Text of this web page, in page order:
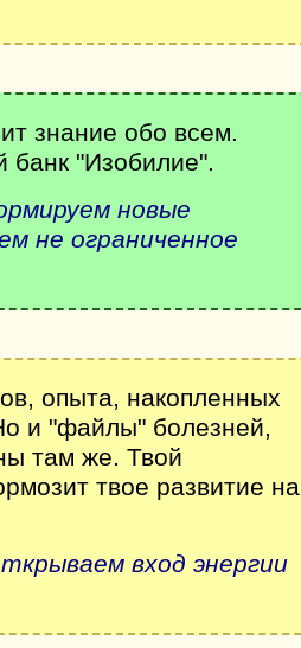
знание обо всем.
банк "Изобилие".
новые
не ограниченное
опыта, накопленных
и "файлы" болезней,
там же. Твой
твое развитие на
вход энергии